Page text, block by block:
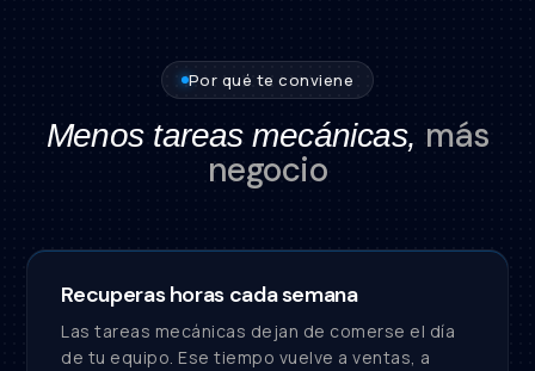
Por qué te conviene
Menos tareas mecánicas, más
negocio
Recuperas horas cada semana
Las tareas mecánicas dejan de comerse el día
de tu equipo. Ese tiempo vuelve a ventas, a